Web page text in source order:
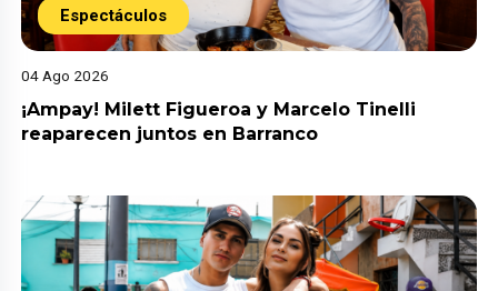
Espectáculos
04 Ago 2026
¡Ampay! Milett Figueroa y Marcelo Tinelli
reaparecen juntos en Barranco